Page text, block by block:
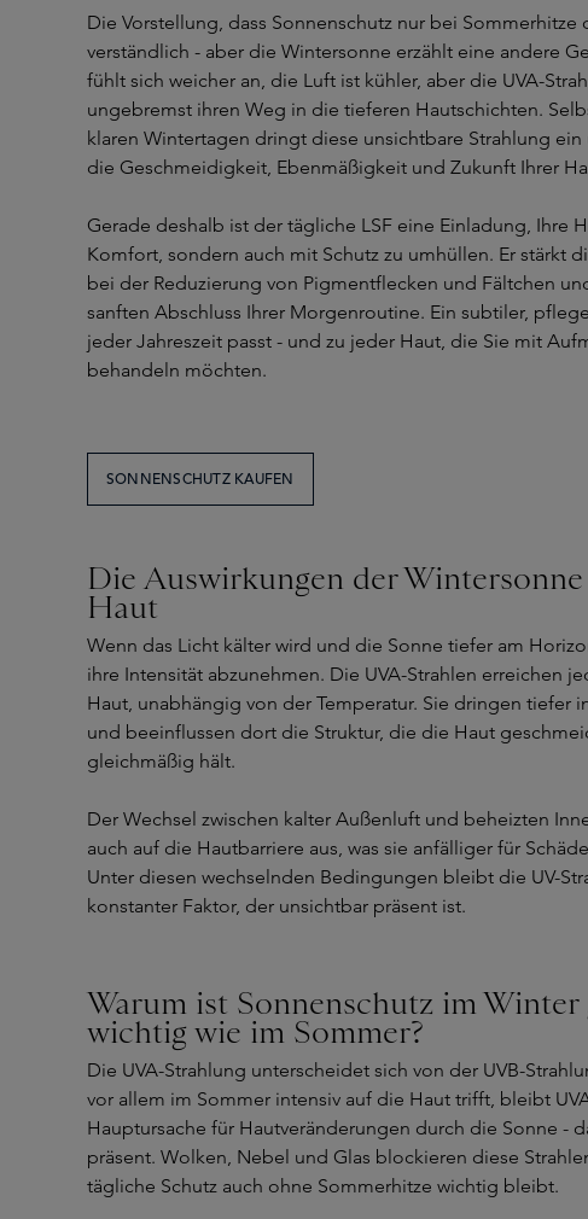
Die Vorstellung, dass Sonnenschutz nur bei Sommerhitze
verständlich - aber die Wintersonne erzählt eine andere
fühlt sich weicher an, die Luft ist kühler, aber die UVA-
ungebremst ihren Weg in die tieferen Hautschichten.
klaren Wintertagen dringt diese unsichtbare Strahlung
die Geschmeidigkeit, Ebenmäßigkeit und Zukunft Ihrer
Gerade deshalb ist der tägliche LSF eine Einladung, Ihre
Komfort, sondern auch mit Schutz zu umhüllen. Er stärkt
bei der Reduzierung von Pigmentflecken und Fältchen
sanften Abschluss Ihrer Morgenroutine. Ein subtiler,
jeder Jahreszeit passt - und zu jeder Haut, die Sie mit
behandeln möchten.
SONNENSCHUTZ KAUFEN
Die Auswirkungen der
Haut
Wenn das Licht kälter wird und die Sonne tiefer am
ihre Intensität abzunehmen. Die UVA-Strahlen erreichen
Haut, unabhängig von der Temperatur. Sie dringen tiefer
und beeinflussen dort die Struktur, die die Haut
gleichmäßig hält.
Der Wechsel zwischen kalter Außenluft und beheizten
auch auf die Hautbarriere aus, was sie anfälliger für
Unter diesen wechselnden Bedingungen bleibt die UV-
konstanter Faktor, der unsichtbar präsent ist.
Warum ist Sonnenschutz im Winter
wichtig wie im Sommer?
Die UVA-Strahlung unterscheidet sich von der UVB-
vor allem im Sommer intensiv auf die Haut trifft, bleibt
Hauptursache für Hautveränderungen durch die Sonne -
präsent. Wolken, Nebel und Glas blockieren diese
tägliche Schutz auch ohne Sommerhitze wichtig bleibt.